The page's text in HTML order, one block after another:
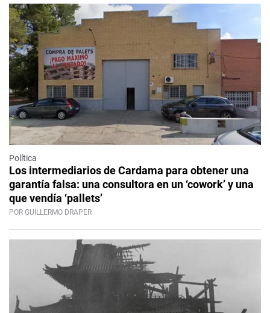
Política
Los intermediarios de Cardama para obtener una
garantía falsa: una consultora en un ‘cowork’ y una
que vendía ‘pallets’
POR GUILLERMO DRAPER